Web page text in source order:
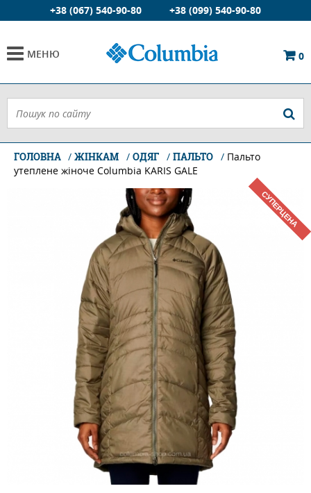
+38 (067) 540-90-80 +38 (099) 540-90-80
МЕНЮ 0
ГОЛОВНА ЖІНКАМ ОДЯГ ПАЛЬТО
Пальто
утеплене жіноче Columbia KARIS GALE
СУПЕРЦЕНА